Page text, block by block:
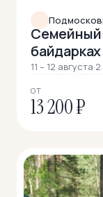
Семейный
11 – 12 августа·
ОТ
13 200 ₽